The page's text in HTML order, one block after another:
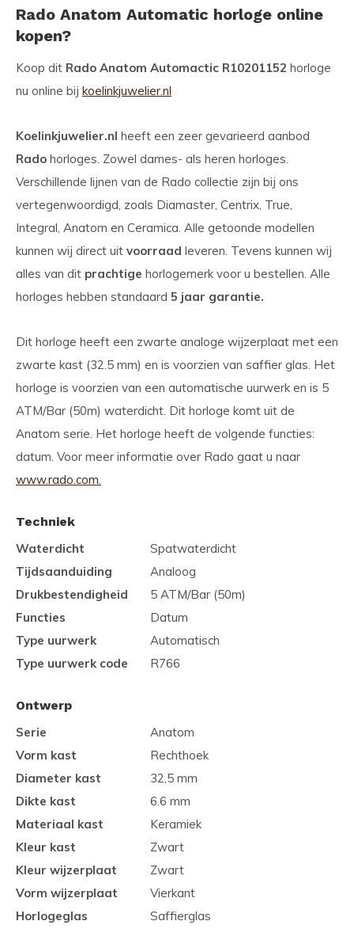
Rado Anatom Automatic horloge online
kopen?
Koop dit Rado Anatom Automactic R10201152 horloge
nu online bij koelinkjuwelier.nl
Koelinkjuwelier.nl heeft een zeer gevarieerd aanbod
Rado horloges. Zowel dames- als heren horloges.
Verschillende lijnen van de Rado collectie zijn bij ons
vertegenwoordigd, zoals Diamaster, Centrix, True,
Integral, Anatom en Ceramica. Alle getoonde modellen
kunnen wij direct uit voorraad leveren. Tevens kunnen wij
alles van dit prachtige horlogemerk voor u bestellen. Alle
horloges hebben standaard 5 jaar garantie.
Dit horloge heeft een zwarte analoge wijzerplaat met een
zwarte kast (32.5 mm) en is voorzien van saffier glas. Het
horloge is voorzien van een automatische uurwerk en is 5
ATM/Bar (50m) waterdicht. Dit horloge komt uit de
Anatom serie. Het horloge heeft de volgende functies:
datum. Voor meer informatie over Rado gaat u naar
www.rado.com.
Techniek
Waterdicht
Spatwaterdicht
Tijdsaanduiding
Analoog
Drukbestendigheid
5 ATM/Bar (50m)
Functies
Datum
Type uurwerk
Automatisch
Type uurwerk code
R766
Ontwerp
Serie
Anatom
Vorm kast
Rechthoek
Diameter kast
32,5 mm
Dikte kast
6.6 mm
Materiaal kast
Keramiek
Kleur kast
Zwart
Kleur wijzerplaat
Zwart
Vorm wijzerplaat
Vierkant
Horlogeglas
Saffierglas